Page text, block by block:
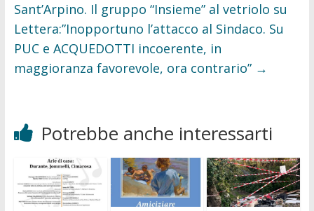
Sant’Arpino. Il gruppo “Insieme” al vetriolo su
Lettera:”Inopportuno l’attacco al Sindaco. Su
PUC e ACQUEDOTTI incoerente, in
maggioranza favorevole, ora contrario” →
Potrebbe anche interessarti